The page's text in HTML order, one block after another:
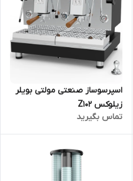
اسپرسوساز صنعتی مولتی بویلر
زیلوکس Z102
تماس بگیرید